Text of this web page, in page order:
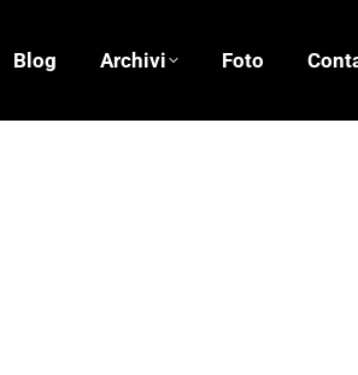
Blog Archivi Foto